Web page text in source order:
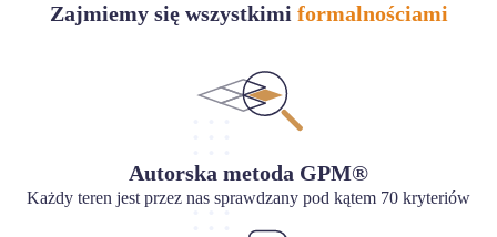
Zajmiemy się wszystkimi formalnościami
Autorska metoda GPM®
Każdy teren jest przez nas sprawdzany pod kątem 70 kryteriów